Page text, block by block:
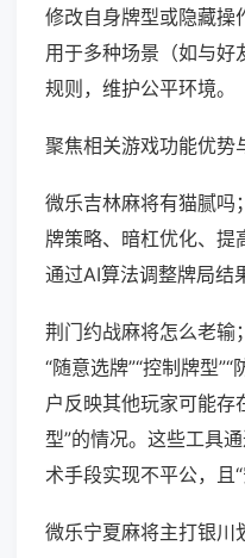
修改自身牌型或隐藏操
用于多种场景（如与好
规则，维护公平环境。
聚焦相关游戏功能优势
微乐吉林麻将有猫腻吗
牌策略、暗杠优化、提
通过AI算法调整牌局结
荆门约战麻将怎么老输
“随意选牌”“控制牌型
户反映其他玩家可能存
型”的情况。这些工具
术手段实现不平公，且“
微乐宁夏麻将主打银川